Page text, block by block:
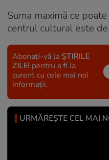
Suma maximă ce
centrul cultural este
Abonați-vă la ȘTIRILE
ZILEI pentru a fi la
curent cu cele mai noi
informații.
URMĂREȘTE CEL MAI